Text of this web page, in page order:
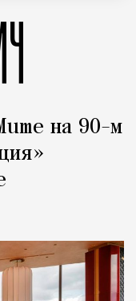
на 90-м